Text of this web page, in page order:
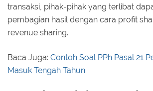
transaksi, pihak-pihak yang terlibat
pembagian hasil dengan cara profit
revenue sharing.
Baca Juga: Contoh Soal PPh Pasal 21
Masuk Tengah Tahun